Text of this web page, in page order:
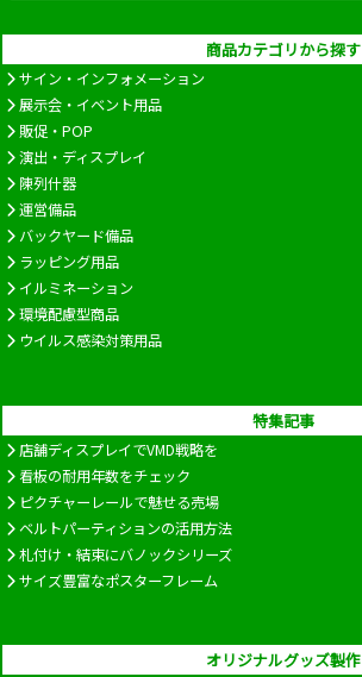
商品カテゴリから探す
サイン・インフォメーション
展示会・イベント用品
販促・POP
演出・ディスプレイ
陳列什器
運営備品
バックヤード備品
ラッピング用品
イルミネーション
環境配慮型商品
ウイルス感染対策用品
特集記事
店舗ディスプレイでVMD戦略を
看板の耐用年数をチェック
ピクチャーレールで魅せる売場
ベルトパーティションの活用方法
札付け・結束にバノックシリーズ
サイズ豊富なポスターフレーム
オリジナルグッズ製作